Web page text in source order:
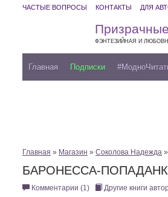
ЧАСТЫЕ ВОПРОСЫ КОНТАКТЫ ДЛЯ
ФЭНТЕЗИЙНАЯ И
Главная Подписки
Главная » Магазин » Соколова Надежда
БАРОНЕССА-
Комментарии (1) Другие книги